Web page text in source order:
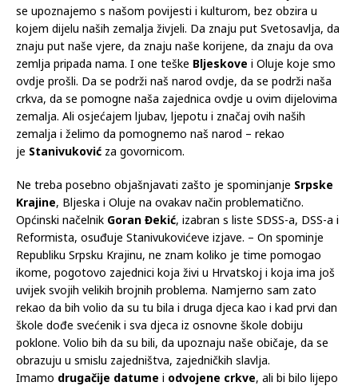
se upoznajemo s našom povijesti i kulturom, bez obzira u
kojem dijelu naših zemalja živjeli. Da znaju put Svetosavlja, da
znaju put naše vjere, da znaju naše korijene, da znaju da ova
zemlja pripada nama. I one teške Bljeskove i Oluje koje smo
ovdje prošli. Da se podrži naš narod ovdje, da se podrži naša
crkva, da se pomogne naša zajednica ovdje u ovim dijelovima
zemalja. Ali osjećajem ljubav, ljepotu i značaj ovih naših
zemalja i želimo da pomognemo naš narod – rekao
je Stanivuković za govornicom.
Ne treba posebno objašnjavati zašto je spominjanje Srpske
Krajine, Bljeska i Oluje na ovakav način problematično.
Općinski načelnik Goran Đekić, izabran s liste SDSS-a, DSS-a i
Reformista, osuđuje Stanivukovićeve izjave. – On spominje
Republiku Srpsku Krajinu, ne znam koliko je time pomogao
ikome, pogotovo zajednici koja živi u Hrvatskoj i koja ima još
uvijek svojih velikih brojnih problema. Namjerno sam zato
rekao da bih volio da su tu bila i druga djeca kao i kad prvi dan
škole dođe svećenik i sva djeca iz osnovne škole dobiju
poklone. Volio bih da su bili, da upoznaju naše običaje, da se
obrazuju u smislu zajedništva, zajedničkih slavlja.
Imamo drugačije datume i odvojene crkve, ali bi bilo lijepo